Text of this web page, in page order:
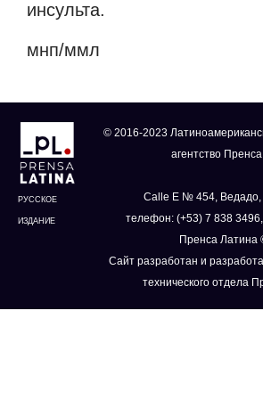
инсульта.
мнп/ммл
РУССКОЕ
ИЗДАНИЕ
© 2016-2023
агентство
Calle E № 454, Ведадо,
телефон: (+53) 7 838
Пренса Латина
Сайт разработан и
технического отдела